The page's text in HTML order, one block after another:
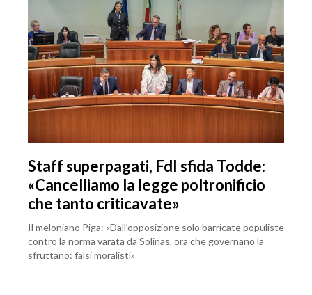
Staff superpagati, FdI sfida Todde:
«Cancelliamo la legge poltronificio
che tanto criticavate»
Il meloniano Piga: «Dall’opposizione solo barricate populiste
contro la norma varata da Solinas, ora che governano la
sfruttano: falsi moralisti»